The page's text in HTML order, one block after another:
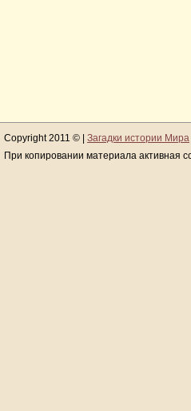
Copyright 2011 © | Загадки истории Мира
При копировании материала активная